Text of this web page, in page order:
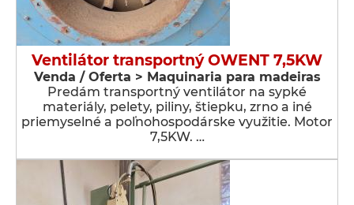
Ventilátor transportný OWENT 7,5KW
Venda / Oferta > Maquinaria para madeiras
Predám transportný ventilátor na sypké
materiály, pelety, piliny, štiepku, zrno a iné
priemyselné a poľnohospodárske využitie. Motor
7,5KW. …